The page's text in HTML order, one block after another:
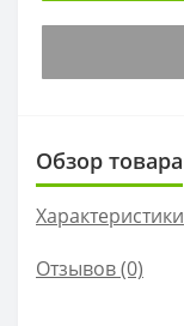
Обзор товара
Характеристики
Отзывов (0)